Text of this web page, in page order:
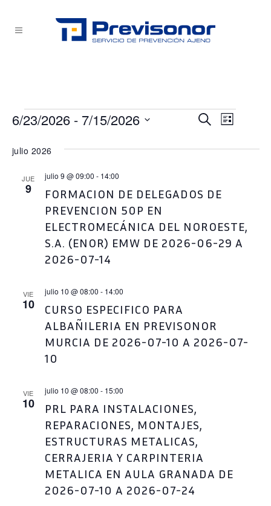
Eventos
DE
VISTAS
BuscarLista
6/23/2026 - 7/15/2026
la
julio 2026
JUE
9
FORMACION DE DELEGADOS DE
PREVENCION 50P EN
ELECTROMECÁNICA DEL NOROESTE,
S.A. (ENOR) EMW DE 2026-06-29 A
2026-07-14
julio 9 @ 09:00 - 14:00
VIE
10
CURSO ESPECIFICO PARA
ALBAÑILERIA EN PREVISONOR
MURCIA DE 2026-07-10 A 2026-07-
10
julio 10 @ 08:00 - 14:00
VIE
10
PRL PARA INSTALACIONES,
REPARACIONES, MONTAJES,
ESTRUCTURAS METALICAS,
CERRAJERIA Y CARPINTERIA
METALICA EN AULA GRANADA DE
2026-07-10 A 2026-07-24
julio 10 @ 08:00 - 15:00